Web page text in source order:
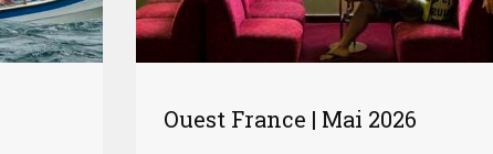
Ouest France | Mai 2026